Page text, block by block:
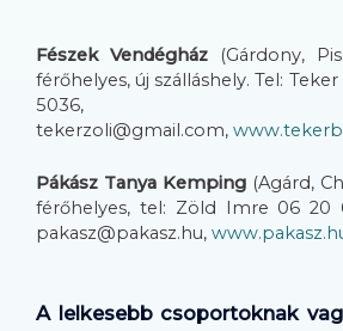
Fészek Vendégház(Gárdony,
férőhelyes, új szálláshely. Tel:
5036, e-
tekerzoli@gmail.com,
Pákász Tanya Kemping(Agárd,
férőhelyes, tel: Zöld Imre 06 20
pakasz@pakasz.hu,
A lelkesebb csoportoknak